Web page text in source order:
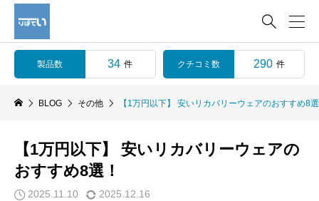

製品数 34 件 クチコミ数 290 件
BLOG その他 【1万円以下】 安いリカバリーウェアのおすすめ8
【1万円以下】 安いリカバリーウェアの
おすすめ8選！
2025.11.10 2025.12.16